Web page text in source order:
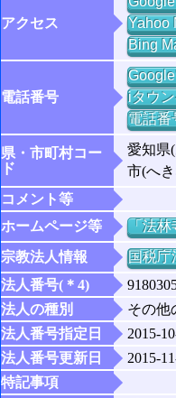
アクセス
Yahoo
Bing
電話番号
iタウ
電話番
県・市町村コー
ド
愛知県
市(へ
コメント等
ホームページ等
「法林
宗教法人情報
国税庁
法人番号(＊4)
法人の種別
その他
法人番号指定日
2015-
法人番号更新日
2015-
特記事項